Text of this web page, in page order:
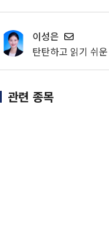
이성은
탄탄하고 읽기 쉬
관련 종목